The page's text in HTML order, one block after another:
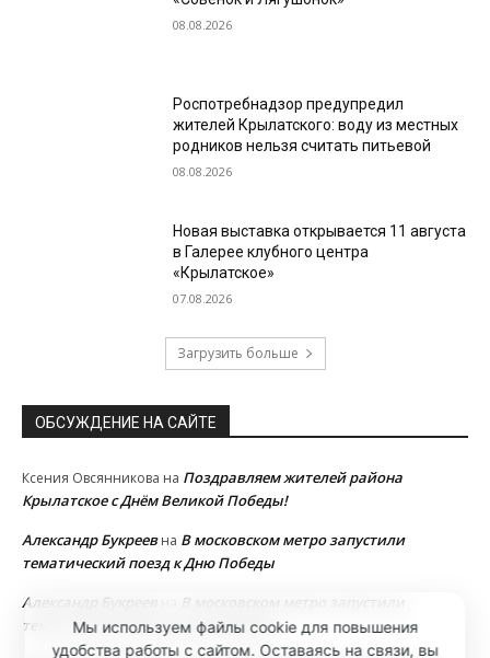
08.08.2026
Роспотребнадзор предупредил
жителей Крылатского: воду из местных
родников нельзя считать питьевой
08.08.2026
Новая выставка открывается 11 августа
в Галерее клубного центра
«Крылатское»
07.08.2026
Загрузить больше
ОБСУЖДЕНИЕ НА САЙТЕ
Ксения Овсянникова на Поздравляем жителей района
Крылатское с Днём Великой Победы!
Александр Букреевна В московском метро запустили
тематический поезд к Дню Победы
Александр Букреев
В московском метро запустили
тематический поезд к Дню Победы
Мы используем файлы cookie для повышения
удобства работы с сайтом. Оставаясь на связи, вы